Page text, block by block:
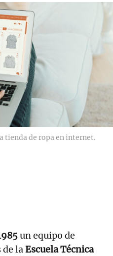
tienda de ropa en internet.
un equipo de
laEscuela Técnica